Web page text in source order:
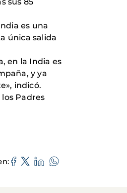
es una
única salida
en la India es
y ya
indicó.
Padres